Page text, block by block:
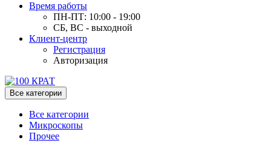
Время работы
ПН-ПТ: 10:00 - 19:00
СБ, ВС - выходной
Клиент-центр
Регистрация
Авторизация
Все категории
Все категории
Микроскопы
Прочее